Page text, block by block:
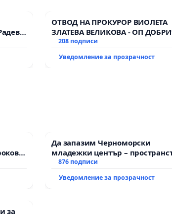
ни в
ОТВОД НА ПРОКУРОР ВИОЛЕТА
ЗЛАТЕВА ВЕЛИКОВА - ОП
208 подписи
Уведомление за прозрачност
Да запазим Черноморски
младежки център –
за младите на Варна
876 подписи
Уведомление за прозрачност
за